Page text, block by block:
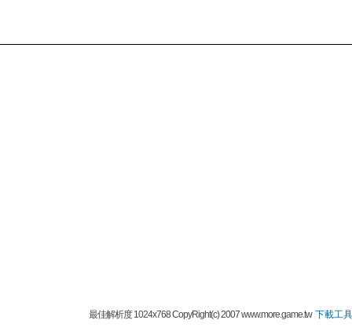
最佳解析度 1024x768 CopyRight(c) 2007 www.more.game.tw下載工